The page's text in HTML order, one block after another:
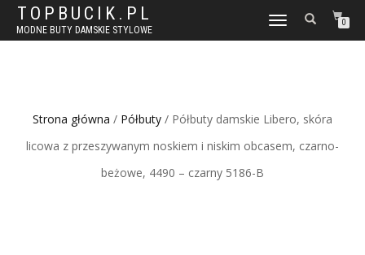
TOPBUCIK.PL
MODNE BUTY DAMSKIE STYLOWE
WŁĄCZ
NAWIGACJĘ
0
Strona główna / Półbuty / Półbuty damskie Libero, skóra
licowa z przeszywanym noskiem i niskim obcasem, czarno-
beżowe, 4490 – czarny 5186-B